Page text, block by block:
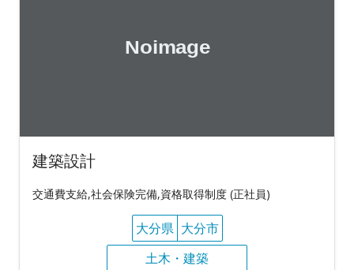
建築設計
交通費支給,社会保険完備,資格取得制度 (正社員)
大分県 大分市
土木・建築